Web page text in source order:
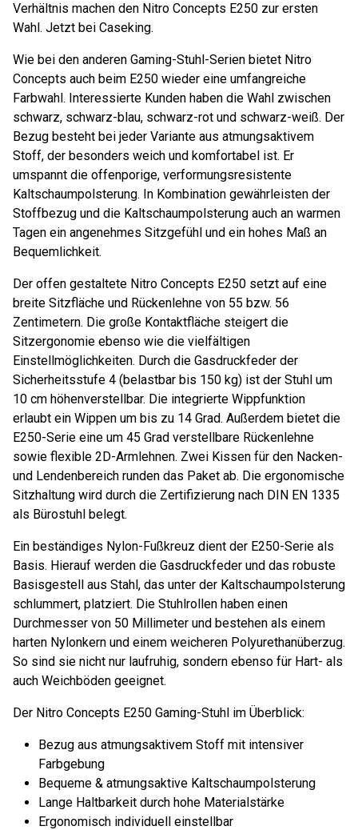
Verhältnis machen den Nitro Concepts E250 zur ersten
Wahl. Jetzt bei Caseking.
Wie bei den anderen Gaming-Stuhl-Serien bietet Nitro
Concepts auch beim E250 wieder eine umfangreiche
Farbwahl. Interessierte Kunden haben die Wahl zwischen
schwarz, schwarz-blau, schwarz-rot und schwarz-weiß. Der
Bezug besteht bei jeder Variante aus atmungsaktivem
Stoff, der besonders weich und komfortabel ist. Er
umspannt die offenporige, verformungsresistente
Kaltschaumpolsterung. In Kombination gewährleisten der
Stoffbezug und die Kaltschaumpolsterung auch an warmen
Tagen ein angenehmes Sitzgefühl und ein hohes Maß an
Bequemlichkeit.
Der offen gestaltete Nitro Concepts E250 setzt auf eine
breite Sitzfläche und Rückenlehne von 55 bzw. 56
Zentimetern. Die große Kontaktfläche steigert die
Sitzergonomie ebenso wie die vielfältigen
Einstellmöglichkeiten. Durch die Gasdruckfeder der
Sicherheitsstufe 4 (belastbar bis 150 kg) ist der Stuhl um
10 cm höhenverstellbar. Die integrierte Wippfunktion
erlaubt ein Wippen um bis zu 14 Grad. Außerdem bietet die
E250-Serie eine um 45 Grad verstellbare Rückenlehne
sowie flexible 2D-Armlehnen. Zwei Kissen für den Nacken-
und Lendenbereich runden das Paket ab. Die ergonomische
Sitzhaltung wird durch die Zertifizierung nach DIN EN 1335
als Bürostuhl belegt.
Ein beständiges Nylon-Fußkreuz dient der E250-Serie als
Basis. Hierauf werden die Gasdruckfeder und das robuste
Basisgestell aus Stahl, das unter der Kaltschaumpolsterung
schlummert, platziert. Die Stuhlrollen haben einen
Durchmesser von 50 Millimeter und bestehen als einem
harten Nylonkern und einem weicheren Polyurethanüberzug.
So sind sie nicht nur laufruhig, sondern ebenso für Hart- als
auch Weichböden geeignet.
Der Nitro Concepts E250 Gaming-Stuhl im Überblick:
Bezug aus atmungsaktivem Stoff mit intensiver
Farbgebung
Bequeme & atmungsaktive Kaltschaumpolsterung
Lange Haltbarkeit durch hohe Materialstärke
Ergonomisch individuell einstellbar